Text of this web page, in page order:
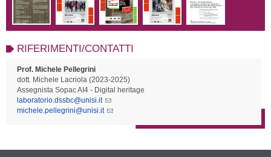
RIFERIMENTI/CONTATTI
Prof. Michele Pellegrini
dott. Michele Lacriola (2023-2025)
Assegnista Sopac AI4 - Digital heritage
laboratorio.dssbc@unisi.it
michele.pellegrini@unisi.it